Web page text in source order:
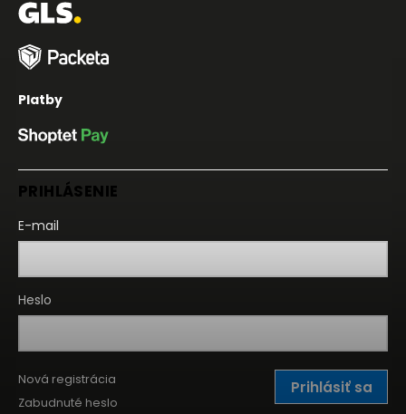
Platby
PRIHLÁSENIE
E-mail
Heslo
Prihlásiť sa
Nová registrácia
Zabudnuté heslo